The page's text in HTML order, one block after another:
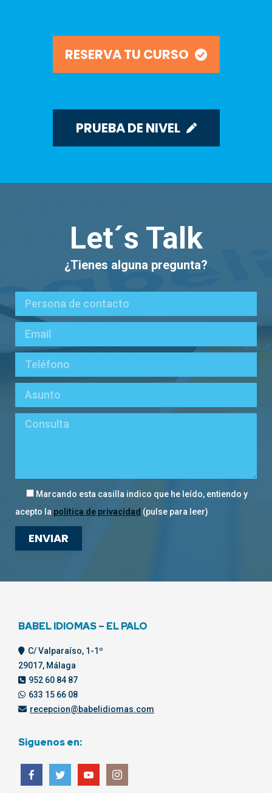
RESERVA TU CURSO
PRUEBA DE NIVEL
Let´s Talk
¿Tienes alguna pregunta?
Marcando esta casilla indico que he leído, entiendo y
acepto la política de privacidad (pulse para leer)
BABEL IDIOMAS – EL PALO
C/ Valparaíso, 1-1º
29017, Málaga
952 60 84 87
633 15 66 08
recepcion@babelidiomas.com
Siguenos en: